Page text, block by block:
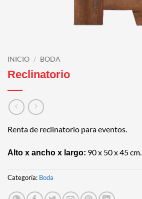
INICIO / BODA
Reclinatorio
Renta de reclinatorio para eventos.
Alto x ancho x largo: 90 x 50 x 45 cm.
Categoría: Boda